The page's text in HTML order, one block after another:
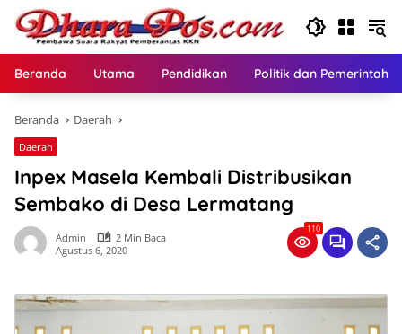
Langsung
konten
Beranda Utama Pendidikan Politik dan
Beranda Daerah
Daerah
Inpex Masela Kembali Distribusikan
Sembako di Desa Lermatang
Admin
2 Min Baca
Agustus 6, 2020
110